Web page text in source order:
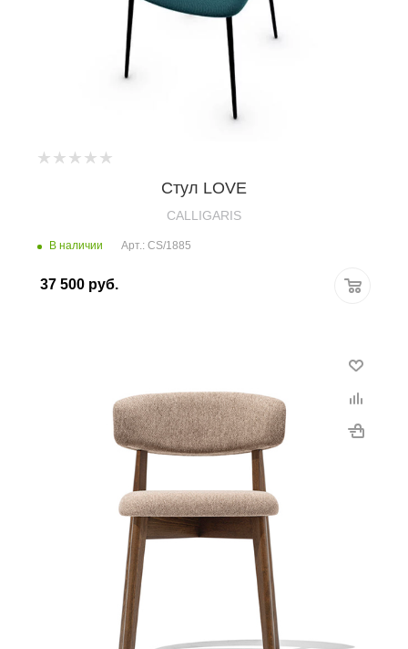
Стул LOVE
CALLIGARIS
В наличии Арт.: CS/1885
37 500 руб.